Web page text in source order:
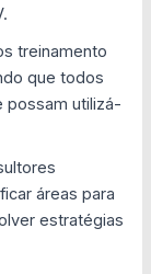
treinamento
que todos
possam utilizá-
áreas para
estratégias